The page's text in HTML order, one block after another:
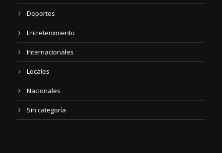
Deportes
Entretenimiento
Internacionales
Locales
Nacionales
Sin categoría